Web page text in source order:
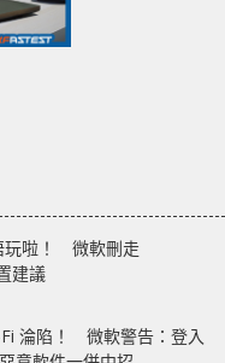
玩啦！ 微軟刪走
建議
淪陷！ 微軟警告：登入